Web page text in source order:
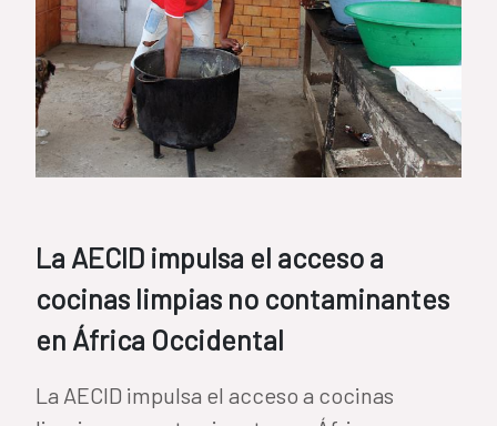
La AECID impulsa el acceso a
cocinas limpias no contaminantes
en África Occidental
La AECID impulsa el acceso a cocinas